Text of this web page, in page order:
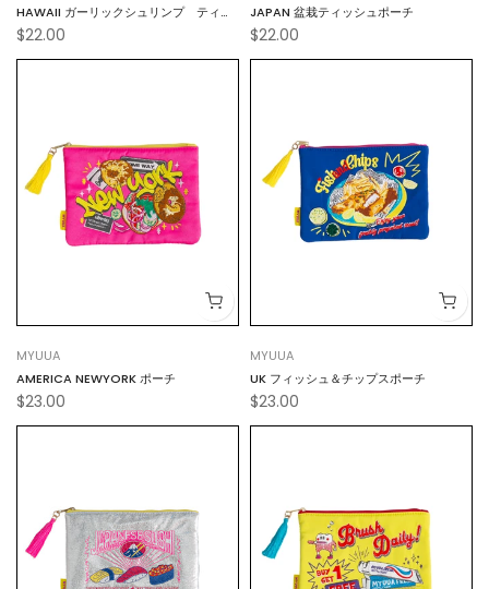
HAWAII ガーリックシュリンプ ティッ
シュポーチ
$22.00
JAPAN 盆栽ティッシュポーチ
$22.00
MYUUA
AMERICA NEWYORK ポーチ
$23.00
MYUUA
UK フィッシュ＆チップスポーチ
$23.00